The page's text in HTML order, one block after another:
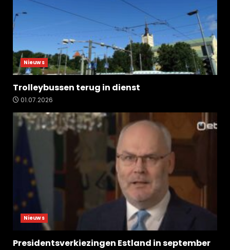
Nieuws
Trolleybussen terug in dienst
01.07.2026
Nieuws
Presidentsverkiezingen Estland in september